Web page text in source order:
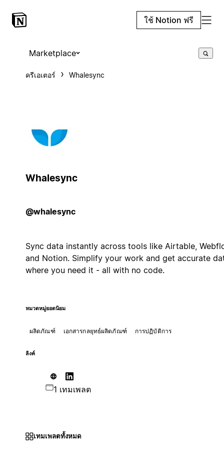
ใช้ Notion ฟรี
Marketplace
ครีเอเตอร์ Whalesync
Whalesync
@whalesync
Sync data instantly across tools like Airtable,
and Notion. Simplify your work and get accurate
where you need it - all with no code.
หมวดหมู่ยอดนิยม
ผลิตภัณฑ์ เอกสารกลยุทธ์ผลิตภัณฑ์ การปฏิบัติการ
ลิงค์
1 เทมเพลต
เทมเพลตทั้งหมด